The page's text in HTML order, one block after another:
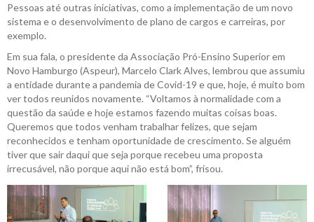
Pessoas até outras iniciativas, como a implementação de um novo
sistema e o desenvolvimento de plano de cargos e carreiras, por
exemplo.
Em sua fala, o presidente da Associação Pró-Ensino Superior em
Novo Hamburgo (Aspeur), Marcelo Clark Alves, lembrou que assumiu
a entidade durante a pandemia de Covid-19 e que, hoje, é muito bom
ver todos reunidos novamente. “Voltamos à normalidade com a
questão da saúde e hoje estamos fazendo muitas coisas boas.
Queremos que todos venham trabalhar felizes, que sejam
reconhecidos e tenham oportunidade de crescimento. Se alguém
tiver que sair daqui que seja porque recebeu uma proposta
irrecusável, não porque aqui não está bom”, frisou.